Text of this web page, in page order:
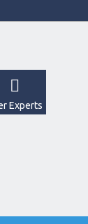
Experts